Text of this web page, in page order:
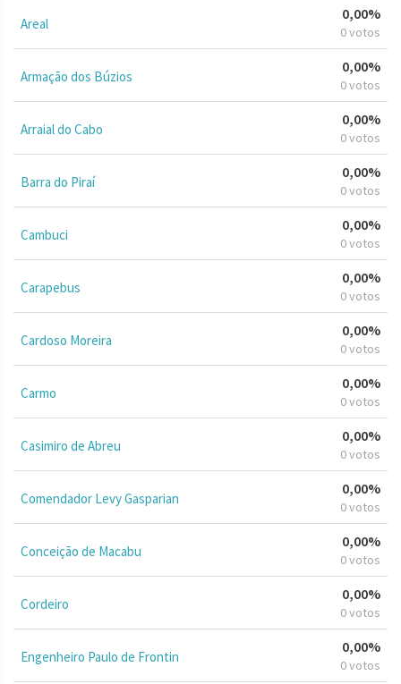
Areal
0,00%
0 votos
Armação dos Búzios
0,00%
0 votos
Arraial do Cabo
0,00%
0 votos
Barra do Piraí
0,00%
0 votos
Cambuci
0,00%
0 votos
Carapebus
0,00%
0 votos
Cardoso Moreira
0,00%
0 votos
Carmo
0,00%
0 votos
Casimiro de Abreu
0,00%
0 votos
Comendador Levy Gasparian
0,00%
0 votos
Conceição de Macabu
0,00%
0 votos
Cordeiro
0,00%
0 votos
Engenheiro Paulo de Frontin
0,00%
0 votos